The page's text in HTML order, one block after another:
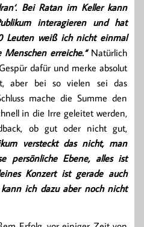
Bei Ratan im Keller kann
interagieren und hat
Leuten weiß ich nicht einmal
erreiche.“ Natürlich
dafür und merke absolut
aber bei so vielen sei das
mache die Summe den
in die Irre geleitet werden,
ob gut oder nicht gut,
versteckt das nicht, man
persönliche Ebene, alles ist
Konzert ist gerade auch
ich dazu aber noch nicht